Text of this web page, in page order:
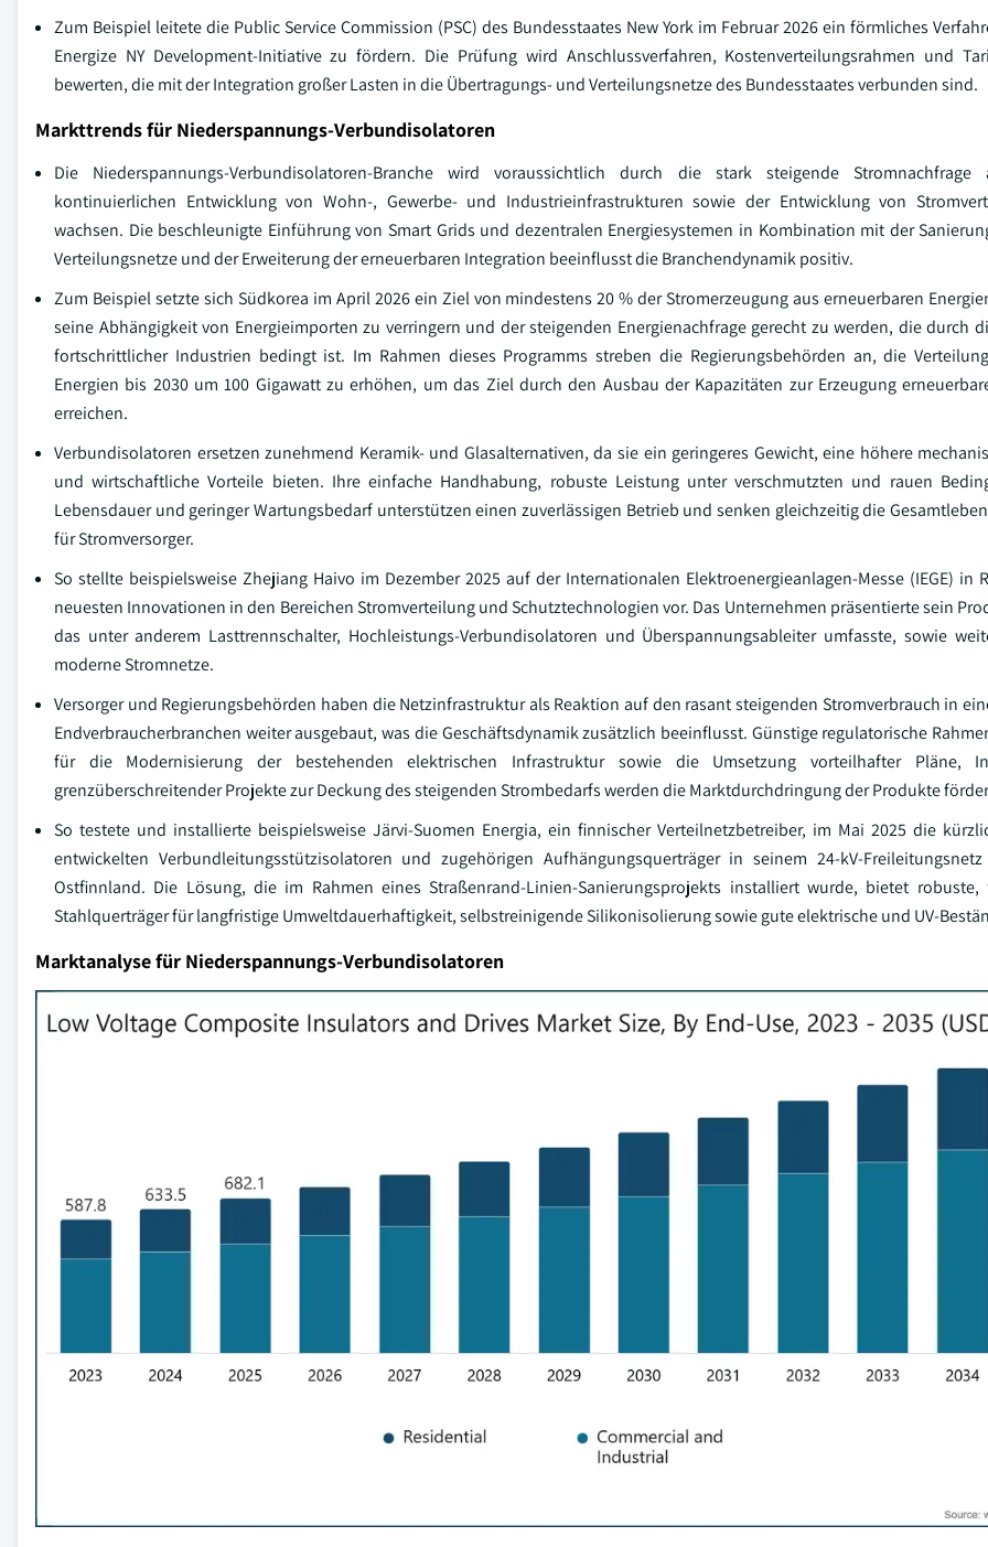
Zum Beispiel leitete die Public Service Commission (PSC) des Bundesstaates New York im Februar 2026 ein förmliches
Energize NY Development-Initiative zu fördern. Die Prüfung wird Anschlussverfahren, Kostenverteilungsrahmen und
bewerten, die mit der Integration großer Lasten in die Übertragungs- und Verteilungsnetze des Bundesstaates verbunden sind.
Markttrends für Niederspannungs-Verbundisolatoren
Die Niederspannungs-Verbundisolatoren-Branche wird voraussichtlich durch die stark steigende
kontinuierlichen Entwicklung von Wohn-, Gewerbe- und Industrieinfrastrukturen sowie der Entwicklung von
wachsen. Die beschleunigte Einführung von Smart Grids und dezentralen Energiesystemen in Kombination mit der
Verteilungsnetze und der Erweiterung der erneuerbaren Integration beeinflusst die Branchendynamik positiv.
Zum Beispiel setzte sich Südkorea im April 2026 ein Ziel von mindestens 20 % der Stromerzeugung aus erneuerbaren
seine Abhängigkeit von Energieimporten zu verringern und der steigenden Energienachfrage gerecht zu werden, die durch
fortschrittlicher Industrien bedingt ist. Im Rahmen dieses Programms streben die Regierungsbehörden an, die
Energien bis 2030 um 100 Gigawatt zu erhöhen, um das Ziel durch den Ausbau der Kapazitäten zur Erzeugung
erreichen.
Verbundisolatoren ersetzen zunehmend Keramik- und Glasalternativen, da sie ein geringeres Gewicht, eine höhere
und wirtschaftliche Vorteile bieten. Ihre einfache Handhabung, robuste Leistung unter verschmutzten und rauen
Lebensdauer und geringer Wartungsbedarf unterstützen einen zuverlässigen Betrieb und senken gleichzeitig die
für Stromversorger.
So stellte beispielsweise Zhejiang Haivo im Dezember 2025 auf der Internationalen Elektroenergieanlagen-Messe (IEGE) in
neuesten Innovationen in den Bereichen Stromverteilung und Schutztechnologien vor. Das Unternehmen präsentierte sein
das unter anderem Lasttrennschalter, Hochleistungs-Verbundisolatoren und Überspannungsableiter umfasste, sowie
moderne Stromnetze.
Versorger und Regierungsbehörden haben die Netzinfrastruktur als Reaktion auf den rasant steigenden Stromverbrauch in
Endverbraucherbranchen weiter ausgebaut, was die Geschäftsdynamik zusätzlich beeinflusst. Günstige regulatorische
für die Modernisierung der bestehenden elektrischen Infrastruktur sowie die Umsetzung vorteilhafter Pläne,
grenzüberschreitender Projekte zur Deckung des steigenden Strombedarfs werden die Marktdurchdringung der Produkte
So testete und installierte beispielsweise Järvi-Suomen Energia, ein finnischer Verteilnetzbetreiber, im Mai 2025 die
entwickelten Verbundleitungsstützisolatoren und zugehörigen Aufhängungsquerträger in seinem 24-kV-
Ostfinnland. Die Lösung, die im Rahmen eines Straßenrand-Linien-Sanierungsprojekts installiert wurde, bietet robuste,
Stahlquerträger für langfristige Umweltdauerhaftigkeit, selbstreinigende Silikonisolierung sowie gute elektrische und UV-
Marktanalyse für Niederspannungs-Verbundisolatoren